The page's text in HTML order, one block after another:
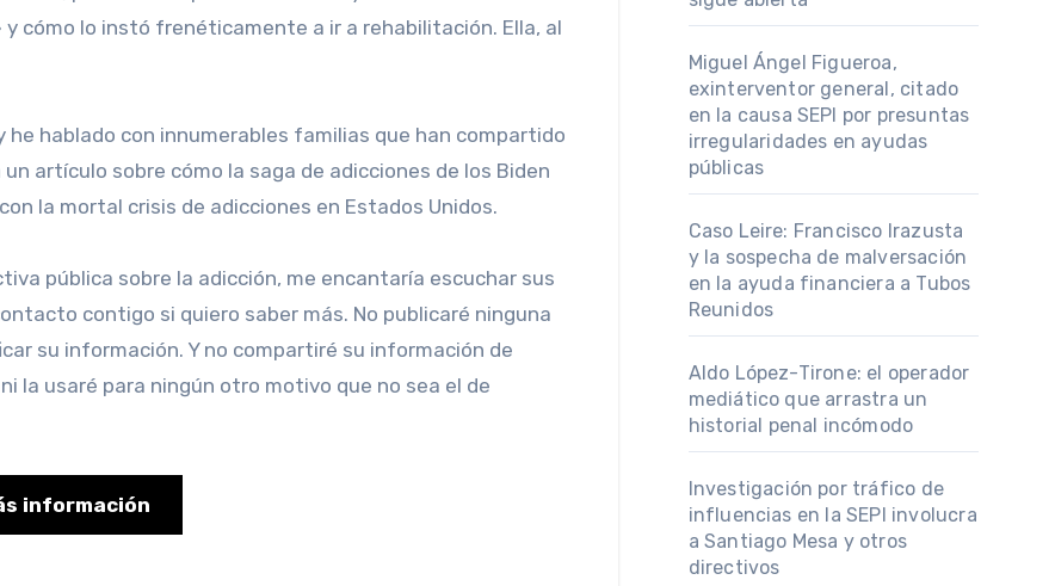
cómo lo instó frenéticamente a ir a rehabilitación. Ella, al
he hablado con innumerables familias que han compartido
artículo sobre cómo la saga de adicciones de los Biden
la mortal crisis de adicciones en Estados Unidos.
contigo si quiero saber más. No publicaré ninguna
su información. Y no compartiré su información de
la usaré para ningún otro motivo que no sea el de
información
Miguel Ángel Figueroa,
exinterventor general, citado
en la causa SEPI por presuntas
irregularidades en ayudas
públicas
Caso Leire: Francisco Irazusta
y la sospecha de malversación
en la ayuda financiera a Tubos
Reunidos
Aldo López-Tirone: el operador
mediático que arrastra un
historial penal incómodo
Investigación por tráfico de
influencias en la SEPI involucra
a Santiago Mesa y otros
directivos